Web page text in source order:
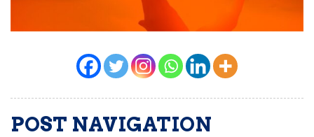
POST NAVIGATION